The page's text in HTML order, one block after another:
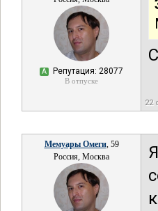
А Репутация: 28077
В отпуске
22
Мемуары Омеги, 59
Россия, Москва